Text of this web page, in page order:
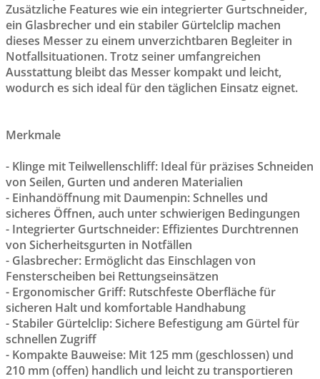
Zusätzliche Features wie ein integrierter Gurtschneider,
ein Glasbrecher und ein stabiler Gürtelclip machen
dieses Messer zu einem unverzichtbaren Begleiter in
Notfallsituationen. Trotz seiner umfangreichen
Ausstattung bleibt das Messer kompakt und leicht,
wodurch es sich ideal für den täglichen Einsatz eignet.
Merkmale
- Klinge mit Teilwellenschliff: Ideal für präzises Schneiden
von Seilen, Gurten und anderen Materialien
- Einhandöffnung mit Daumenpin: Schnelles und
sicheres Öffnen, auch unter schwierigen Bedingungen
- Integrierter Gurtschneider: Effizientes Durchtrennen
von Sicherheitsgurten in Notfällen
- Glasbrecher: Ermöglicht das Einschlagen von
Fensterscheiben bei Rettungseinsätzen
- Ergonomischer Griff: Rutschfeste Oberfläche für
sicheren Halt und komfortable Handhabung
- Stabiler Gürtelclip: Sichere Befestigung am Gürtel für
schnellen Zugriff
- Kompakte Bauweise: Mit 125 mm (geschlossen) und
210 mm (offen) handlich und leicht zu transportieren